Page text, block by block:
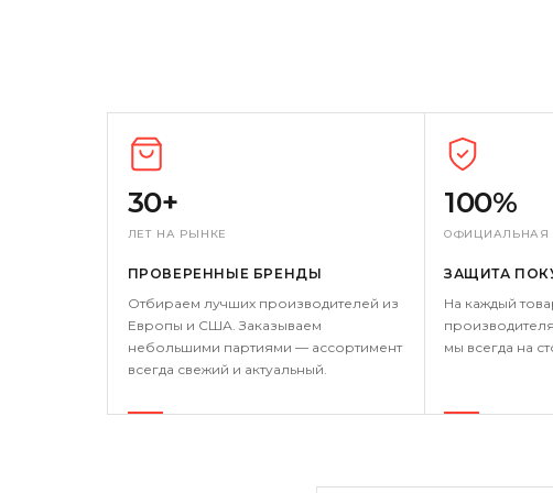
30+
ЛЕТ НА РЫНКЕ
ПРОВЕРЕННЫЕ БРЕНДЫ
Отбираем лучших производителей из
Европы и США. Заказываем
небольшими партиями — ассортимент
всегда свежий и актуальный.
100%
ОФИЦИАЛЬНАЯ
ЗАЩИТА
На каждый
мы всегда на